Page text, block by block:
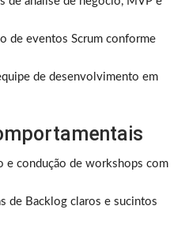
de eventos Scrum conforme
de desenvolvimento em
e condução de workshops com
de Backlog claros e sucintos